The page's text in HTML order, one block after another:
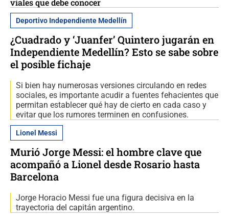
viales que debe conocer
Deportivo Independiente Medellín
¿Cuadrado y ‘Juanfer’ Quintero jugarán en
Independiente Medellín? Esto se sabe sobre
el posible fichaje
Si bien hay numerosas versiones circulando en redes
sociales, es importante acudir a fuentes fehacientes que
permitan establecer qué hay de cierto en cada caso y
evitar que los rumores terminen en confusiones.
Lionel Messi
Murió Jorge Messi: el hombre clave que
acompañó a Lionel desde Rosario hasta
Barcelona
Jorge Horacio Messi fue una figura decisiva en la
trayectoria del capitán argentino.